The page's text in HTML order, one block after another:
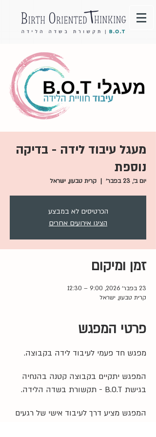
מעגל עיבוד לידה - בדיקה
נוספת
יום ב׳, 23 בפבר׳
  |
קרית טבעון, ישראל
הכרטיסים לא במבצע
הציגו אירועים אחרים
זמן ומיקום
23 בפבר׳ 2026, 9:00 – 12:30
קרית טבעון, ישראל
פרטי המפגש
מפגש חד פעמי לעיבוד לידה בקבוצה.
המפגש יתקיים בקבוצה קטנה בהנחיה
בגישת B.O.T - תקשורת בשדה הלידה.
המפגש מציע דרך לעיבוד אישי של רגעים